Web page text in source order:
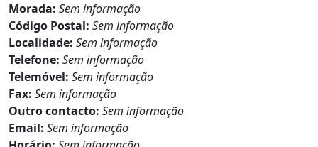
Morada: Sem informação
Código Postal: Sem informação
Localidade: Sem informação
Telefone: Sem informação
Telemóvel: Sem informação
Fax: Sem informação
Outro contacto: Sem informação
Email: Sem informação